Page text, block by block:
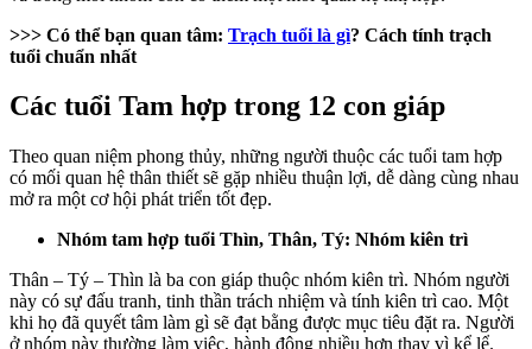
>>> Có thể bạn quan tâm: Trạch tuổi là gì? Cách tính trạch
tuổi chuẩn nhất
Các tuổi Tam hợp trong 12 con giáp
Theo quan niệm phong thủy, những người thuộc các tuổi tam hợp
có mối quan hệ thân thiết sẽ gặp nhiều thuận lợi, dễ dàng cùng nhau
mở ra một cơ hội phát triển tốt đẹp.
Nhóm tam hợp tuổi Thìn, Thân, Tý: Nhóm kiên trì
Thân – Tý – Thìn là ba con giáp thuộc nhóm kiên trì. Nhóm người
này có sự đấu tranh, tinh thần trách nhiệm và tính kiên trì cao. Một
khi họ đã quyết tâm làm gì sẽ đạt bằng được mục tiêu đặt ra. Người
ở nhóm này thường làm việc, hành động nhiều hơn thay vì kể lể.